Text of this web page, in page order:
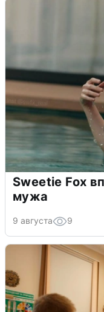
Sweetie Fox
мужа
9 августа 9